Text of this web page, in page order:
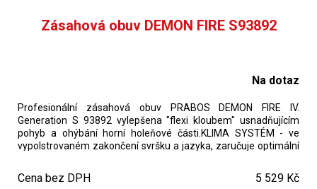
Zásahová obuv DEMON FIRE S93892
Na dotaz
Profesionální zásahová obuv PRABOS DEMON FIRE IV.
Generation S 93892 vylepšena "flexi kloubem" usnadňujícím
pohyb a ohýbání horní holeňové části.KLIMA SYSTÉM - ve
vypolstrovaném zakončení svršku a jazyka, zaručuje optimální
výška svršku 28cm.
Cena bez DPH 5 529 Kč